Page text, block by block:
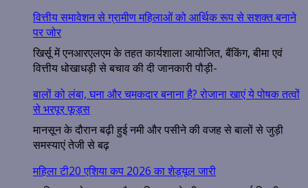
वित्तीय समावेशन से ग्रामीण महिलाओं को आर्थिक रूप से सशक्त बनाने
पर जोर
खिर्सू में एनआरएलएम के तहत कार्यशाला आयोजित, बैंकिंग, बीमा एवं
वित्तीय धोखाधड़ी से बचाव की दी जानकारी पौड़ी-
बालों को लंबा, घना और चमकदार बनाना है? रोजाना खाएं ये पोषक तत्वों
से भरपूर फूड्स
मानसून के दौरान बढ़ी हुई नमी और पसीने की वजह से बालों से जुड़ी
समस्याएं तेजी से बढ़
महिला टी20 एशिया कप 2026 का शेड्यूल जारी